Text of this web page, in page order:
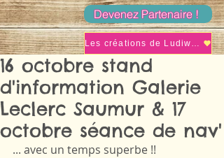
Devenez Partenaire !
Les créations de Ludiwine
16 octobre stand
d'information Galerie
Leclerc Saumur & 17
octobre séance de nav'
... avec un temps superbe !!